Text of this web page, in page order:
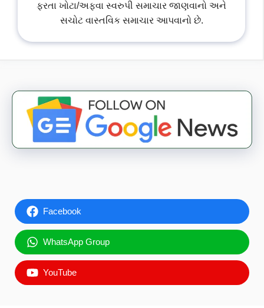
ફરતા ખોટા/અફવા સ્વરુપી સમાચાર જાણવાનો અને
સચોટ વાસ્તવિક સમાચાર આપવાનો છે.
Facebook
WhatsApp Group
YouTube